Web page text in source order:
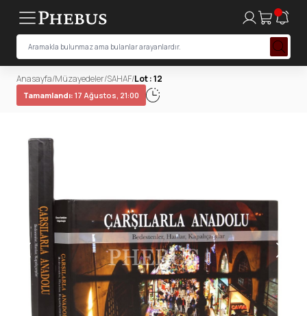
Anasayfa/Müzayedeler/SAHAF/Lot : 12
Tamamlandı: 17 Ağustos, 21:00